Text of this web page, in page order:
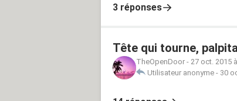
3 réponses
Tête qui tourne,
TheOpenDoor - 27 oct. 2015
Utilisateur anonyme - 30